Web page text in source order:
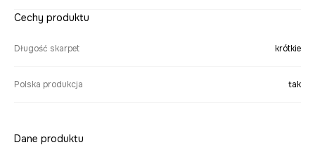
Cechy produktu
Długość skarpet krótkie
Polska produkcja tak
Dane produktu